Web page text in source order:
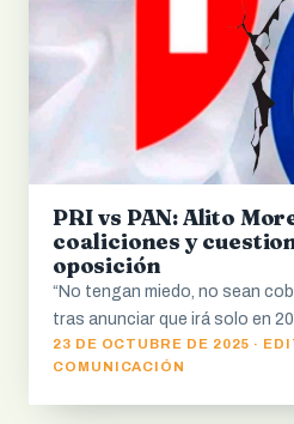
PRI vs PAN: Alito
coaliciones y
oposición
“No tengan miedo, no sean
tras anunciar que irá solo en
23 DE OCTUBRE DE 2025 ·
COMUNICACIÓN